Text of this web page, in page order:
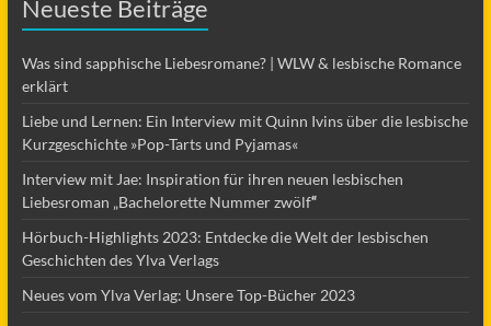
Neueste Beiträge
Was sind sapphische Liebesromane? | WLW & lesbische Romance
erklärt
Liebe und Lernen: Ein Interview mit Quinn Ivins über die lesbische
Kurzgeschichte »Pop-Tarts und Pyjamas«
Interview mit Jae: Inspiration für ihren neuen lesbischen
Liebesroman „Bachelorette Nummer zwölf“
Hörbuch-Highlights 2023: Entdecke die Welt der lesbischen
Geschichten des Ylva Verlags
Neues vom Ylva Verlag: Unsere Top-Bücher 2023